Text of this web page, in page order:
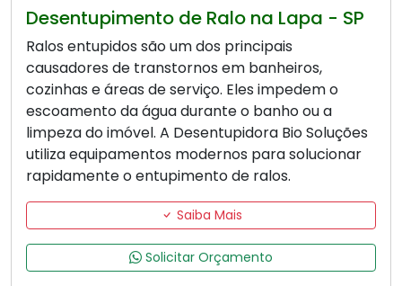
Desentupimento de Ralo na Lapa - SP
Ralos entupidos são um dos principais
causadores de transtornos em banheiros,
cozinhas e áreas de serviço. Eles impedem o
escoamento da água durante o banho ou a
limpeza do imóvel. A Desentupidora Bio Soluções
utiliza equipamentos modernos para solucionar
rapidamente o entupimento de ralos.
Saiba Mais
Solicitar Orçamento